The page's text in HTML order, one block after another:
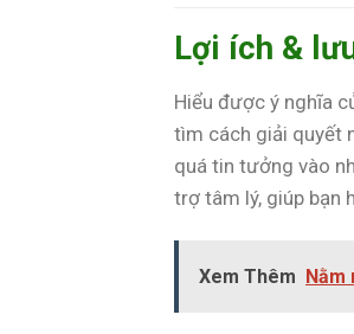
Lợi ích &
Hiểu được ý nghĩa
tìm cách giải quyết
quá tin tưởng vào
trợ tâm lý, giúp bạn
Xem Thêm Nằm